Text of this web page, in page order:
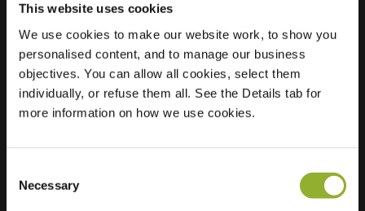
This website uses cookies
We use cookies to make our website work, to show you
personalised content, and to manage our business
objectives. You can allow all cookies, select them
individually, or refuse them all. See the Details tab for
more information on how we use cookies.
Selection
Necessary
Lokalizacja
41
7317 AW Apeldoorn
Holandia
Regular Charging 1 of 2 available